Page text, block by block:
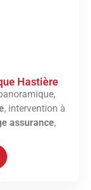
Hastière
, intervention à
assurance,